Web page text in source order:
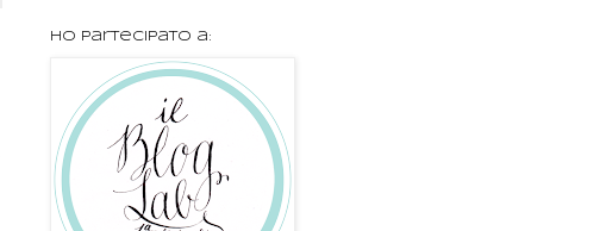
Ho partecipato a: